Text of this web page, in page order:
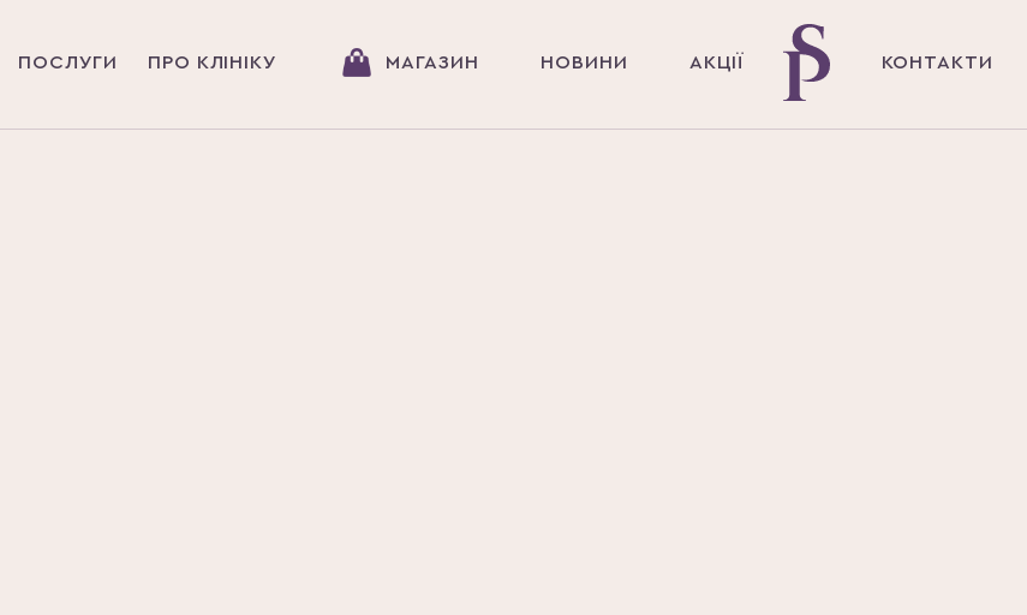
ПОСЛУГИ ПРО КЛІНІКУ МАГАЗИН НОВИНИ АКЦІЇ КОНТАКТИ